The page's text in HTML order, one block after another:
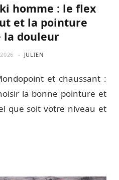
homme : le flex
et la pointure
la douleur
JULIEN
et chaussant :
la bonne pointure et
que soit votre niveau et